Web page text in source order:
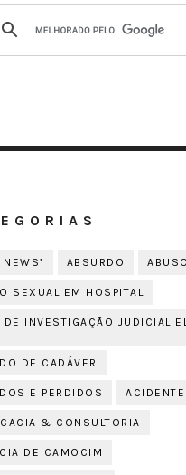
NEWS’ ABSURDO ABUSO
SEXUAL EM HOSPITAL
DE INVESTIGAÇÃO JUDICIAL
DE CADÁVER
E PERDIDOS ACIDENTE
& CONSULTORIA
DE CAMOCIM